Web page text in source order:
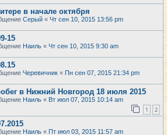
в начале октября
Серый « Чт сен 10, 2015 13:56 pm
15
Наиль « Чт сен 10, 2015 9:30 am
Черевичник « Пн сен 07, 2015 21:34 pm
в Нижний Новгород 18 июля 2015
Наиль « Вт июл 07, 2015 10:14 am
1 2
Наиль « Пт июл 03, 2015 11:57 am